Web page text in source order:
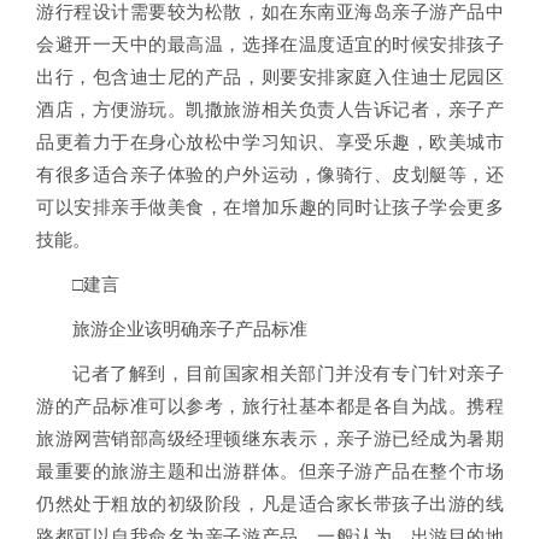
游行程设计需要较为松散，如在东南亚海岛亲子游产品中
会避开一天中的最高温，选择在温度适宜的时候安排孩子
出行，包含迪士尼的产品，则要安排家庭入住迪士尼园区
酒店，方便游玩。凯撒旅游相关负责人告诉记者，亲子产
品更着力于在身心放松中学习知识、享受乐趣，欧美城市
有很多适合亲子体验的户外运动，像骑行、皮划艇等，还
可以安排亲手做美食，在增加乐趣的同时让孩子学会更多
技能。
□建言
旅游企业该明确亲子产品标准
记者了解到，目前国家相关部门并没有专门针对亲子
游的产品标准可以参考，旅行社基本都是各自为战。携程
旅游网营销部高级经理顿继东表示，亲子游已经成为暑期
最重要的旅游主题和出游群体。但亲子游产品在整个市场
仍然处于粗放的初级阶段，凡是适合家长带孩子出游的线